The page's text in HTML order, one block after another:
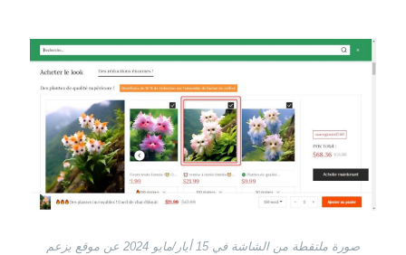
Image
صورة ملتقطة من الشاشة في 15 أيار/مايو 2024 عن موقع يزعم